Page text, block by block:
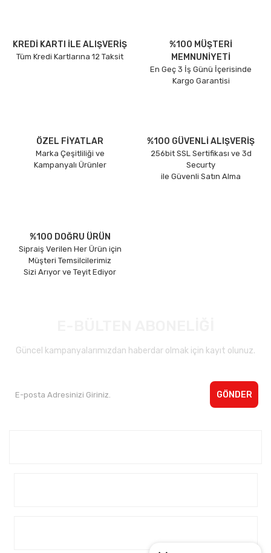
KREDİ KARTI İLE ALIŞVERİŞ
Tüm Kredi Kartlarına 12 Taksit
%100 MÜŞTERİ
MEMNUNİYETİ
En Geç 3 İş Günü İçerisinde
Kargo Garantisi
ÖZEL FİYATLAR
Marka Çeşitliliği ve
Kampanyalı Ürünler
%100 GÜVENLİ ALIŞVERİŞ
256bit SSL Sertifikası ve 3d
Securty
ile Güvenli Satın Alma
%100 DOĞRU ÜRÜN
Sipraiş Verilen Her Ürün için
Müşteri Temsilcilerimiz
Sizi Arıyor ve Teyit Ediyor
Güncel kampanyalarımızdan haberdar olmak için kayıt olunuz.
GÖNDER